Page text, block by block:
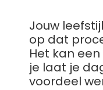
Jouw
op dat
Het kan
je laat je
voordeel